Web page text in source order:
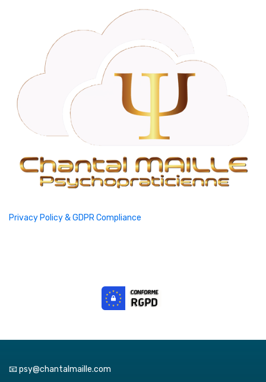
Privacy Policy & GDPR Compliance
📧 psy@chantalmaille.com